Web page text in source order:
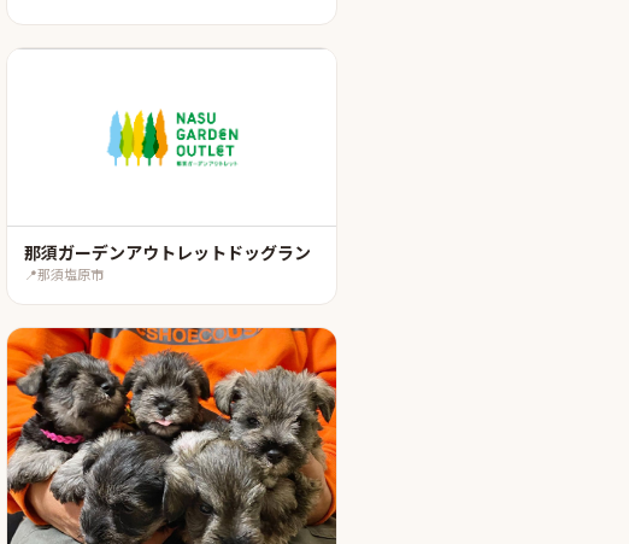
那須ガーデンアウトレットドッグラン
📍那須塩原市